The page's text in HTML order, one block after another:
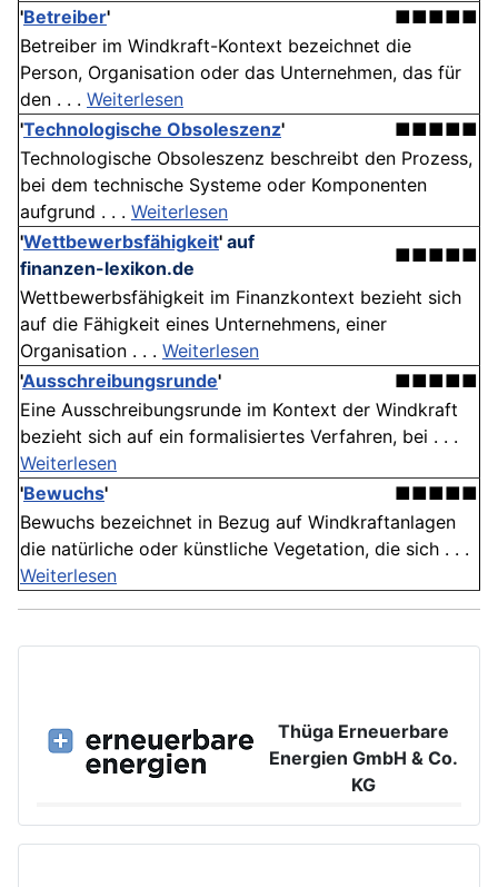
'Betreiber'
■■■■■
Betreiber im Windkraft-Kontext bezeichnet die
Person, Organisation oder das Unternehmen, das für
den . . . Weiterlesen
'Technologische Obsoleszenz'
■■■■■
Technologische Obsoleszenz beschreibt den Prozess,
bei dem technische Systeme oder Komponenten
aufgrund . . . Weiterlesen
'Wettbewerbsfähigkeit' auf
finanzen-lexikon.de
■■■■■
Wettbewerbsfähigkeit im Finanzkontext bezieht sich
auf die Fähigkeit eines Unternehmens, einer
Organisation . . . Weiterlesen
'Ausschreibungsrunde'
■■■■■
Eine Ausschreibungsrunde im Kontext der Windkraft
bezieht sich auf ein formalisiertes Verfahren, bei . . .
Weiterlesen
'Bewuchs'
■■■■■
Bewuchs bezeichnet in Bezug auf Windkraftanlagen
die natürliche oder künstliche Vegetation, die sich . . .
Weiterlesen
Thüga Erneuerbare
Energien GmbH & Co.
KG
www.ee.thuega.de